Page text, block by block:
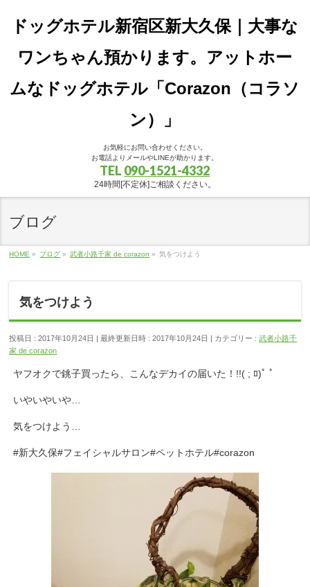
ドッグホテル新宿区新大久保｜大事な
ワンちゃん預かります。アットホー
ムなドッグホテル「Corazon（コラソ
ン）」
お気軽にお問い合わせください。
お電話よりメールやLINEが助かります。
TEL 090-1521-4332
24時間[不定休]ご相談ください。
ブログ
HOME » ブログ » 武者小路千家 de corazon » 気をつけよう
気をつけよう
投稿日 : 2017年10月24日 最終更新日時 : 2017年10月24日 カテゴリー :武者小路千
家 de corazon
ヤフオクで銚子買ったら、こんなデカイの届いた！!!( ; ﾛ)ﾟ ﾟ
いやいやいや…
気をつけよう…
#新大久保#フェイシャルサロン#ペットホテル#corazon